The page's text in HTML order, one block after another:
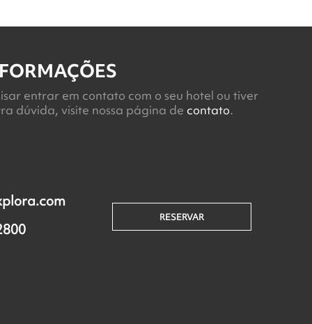
entrar em contato com o seu hotel ou tiver
dúvida, visite nossa página de contato.
RESERVAR